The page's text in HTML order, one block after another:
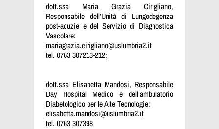
dott.ssa Maria Grazia Cirigliano,
Responsabile dell’Unità di Lungodegenza
post-acuzie e del Servizio di Diagnostica
Vascolare:
mariagrazia.cirigliano@uslumbria2.it
tel. 0763 307213-212;
dott.ssa Elisabetta Mandosi, Responsabile
Day Hospital Medico e dell’ambulatorio
Diabetologico per le Alte Tecnologie:
elisabetta.mandosi@uslumbria2.it
tel. 0763 307398